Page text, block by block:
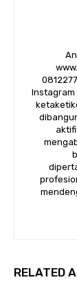
Instagram
RELATED